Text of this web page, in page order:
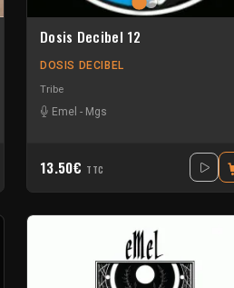
Dosis Decibel 12
DOSIS DECIBEL
Tribe
Emel - Mgs
13.50€ TTC